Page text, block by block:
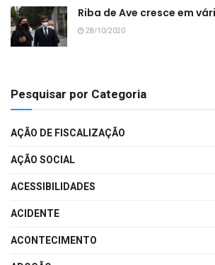
Riba de Ave cresce em
28/10/2020
Pesquisar por Categoria
AÇÃO DE FISCALIZAÇÃO
AÇÃO SOCIAL
ACESSIBILIDADES
ACIDENTE
ACONTECIMENTO